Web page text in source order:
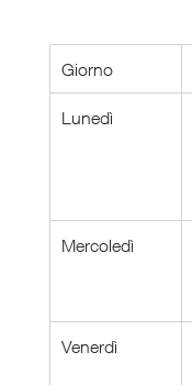
Giorno
Lunedì
Mercoledì
Venerdì